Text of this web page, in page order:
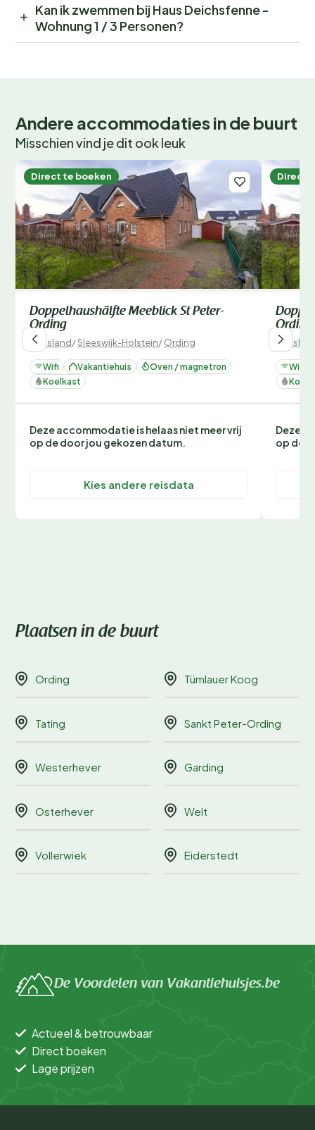
Kan ik zwemmen bij Haus Deichsfenne -
Wohnung 1 / 3 Personen?
Andere accommodaties in de buurt
Misschien vind je dit ook leuk
Direct te boeken
Doppelhaushälfte Meeblick St Peter-
Ording
Duitsland/Sleeswijk-Holstein/Ording
Wifi Vakantiehuis
Oven / magnetron
Koelkast
Deze accommodatie is helaas niet meer vrij
op de door jou gekozen datum.
Kies andere reisdata
Direct
Ording
Wifi
Deze
op de
Plaatsen in de buurt
Ording Tümlauer Koog
Tating Sankt Peter-Ording
Westerhever Garding
Osterhever Welt
Vollerwiek Eiderstedt
De Voordelen van Vakantiehuisjes.be
Actueel & betrouwbaar
Direct boeken
Lage prijzen